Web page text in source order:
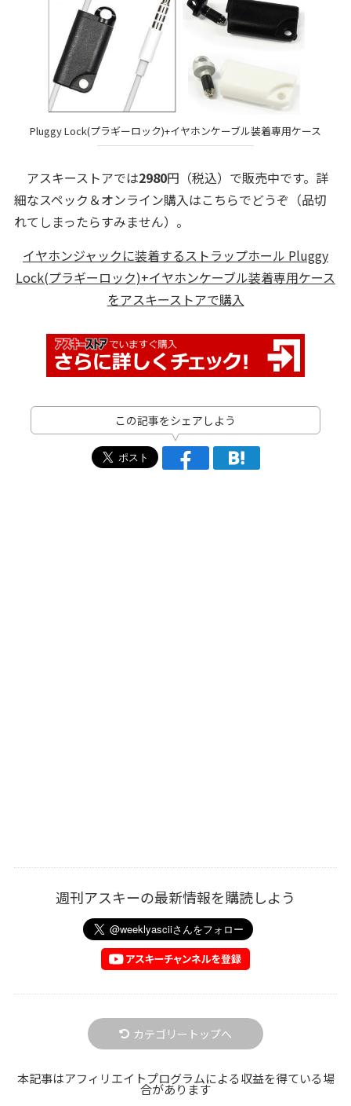
Pluggy Lock(プラギーロック)+イヤホンケーブル装着専用ケース
アスキーストアでは2980円（税込）で販売中です。詳
細なスペック＆オンライン購入はこちらでどうぞ（品切
れてしまったらすみません）。
イヤホンジャックに装着するストラップホール Pluggy
Lock(プラギーロック)+イヤホンケーブル装着専用ケース
をアスキーストアで購入
この記事をシェアしよう
週刊アスキーの最新情報を購読しよう
カテゴリートップへ
本記事はアフィリエイトプログラムによる収益を得ている場
合があります